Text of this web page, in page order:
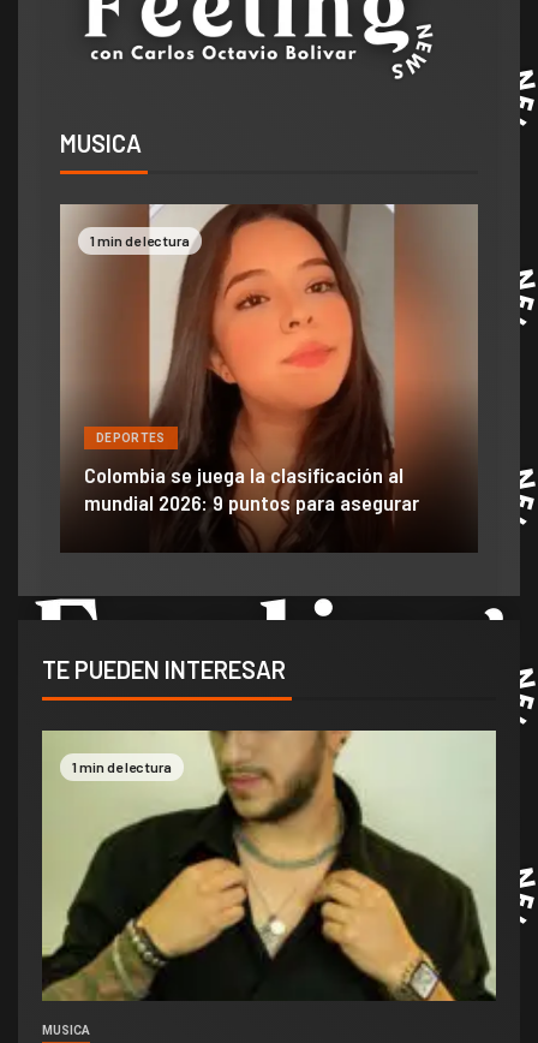
MUSICA
1 min de lectura
DEPORTES
Colombia se juega la clasificación al
mundial 2026: 9 puntos para asegurar
TE PUEDEN INTERESAR
1 min de lectura
MUSICA